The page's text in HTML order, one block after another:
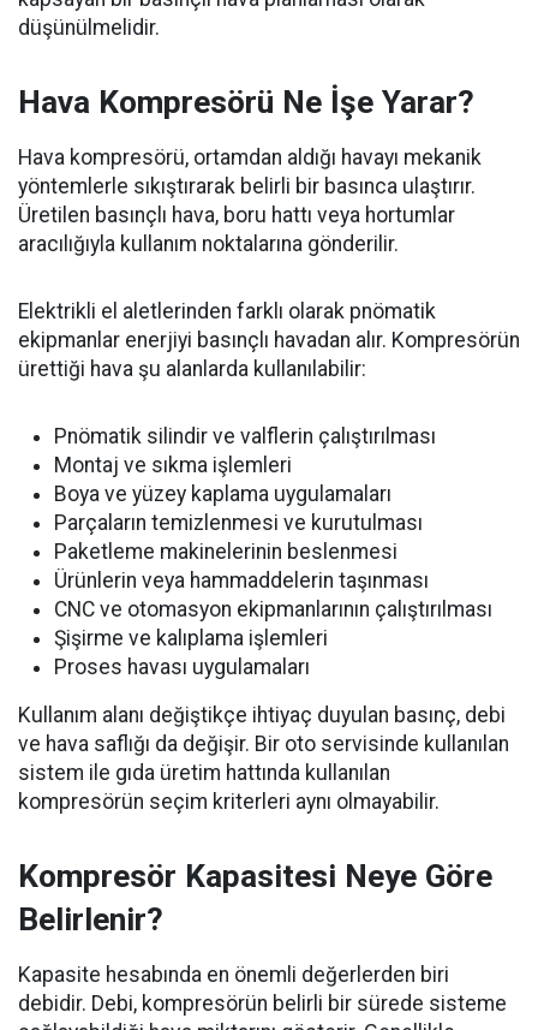
düşünülmelidir.
Hava Kompresörü Ne İşe Yarar?
Hava kompresörü, ortamdan aldığı havayı mekanik
yöntemlerle sıkıştırarak belirli bir basınca ulaştırır.
Üretilen basınçlı hava, boru hattı veya hortumlar
aracılığıyla kullanım noktalarına gönderilir.
Elektrikli el aletlerinden farklı olarak pnömatik
ekipmanlar enerjiyi basınçlı havadan alır. Kompresörün
ürettiği hava şu alanlarda kullanılabilir:
Pnömatik silindir ve valflerin çalıştırılması
Montaj ve sıkma işlemleri
Boya ve yüzey kaplama uygulamaları
Parçaların temizlenmesi ve kurutulması
Paketleme makinelerinin beslenmesi
Ürünlerin veya hammaddelerin taşınması
CNC ve otomasyon ekipmanlarının çalıştırılması
Şişirme ve kalıplama işlemleri
Proses havası uygulamaları
Kullanım alanı değiştikçe ihtiyaç duyulan basınç, debi
ve hava saflığı da değişir. Bir oto servisinde kullanılan
sistem ile gıda üretim hattında kullanılan
kompresörün seçim kriterleri aynı olmayabilir.
Kompresör Kapasitesi Neye Göre
Belirlenir?
Kapasite hesabında en önemli değerlerden biri
debidir. Debi, kompresörün belirli bir sürede sisteme